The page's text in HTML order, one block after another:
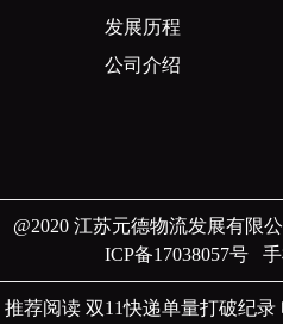
发展历程
公司介绍
@2020 江苏元德物流发展有限
ICP备17038057号手
推荐阅读 双11快递单量打破纪